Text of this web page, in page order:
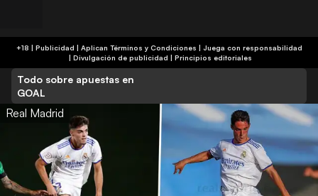
+18 | Publicidad | Aplican Términos y Condiciones | Juega con responsabilidad
| Divulgación de publicidad | Principios editoriales
Todo sobre apuestas en
GOAL
Real Madrid